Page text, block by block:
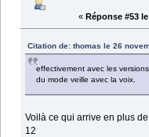
« Réponse #53
Citation de: thomas le 26
effectivement avec les
du mode veille avec la voix.
Voilà ce qui arrive en plus
12